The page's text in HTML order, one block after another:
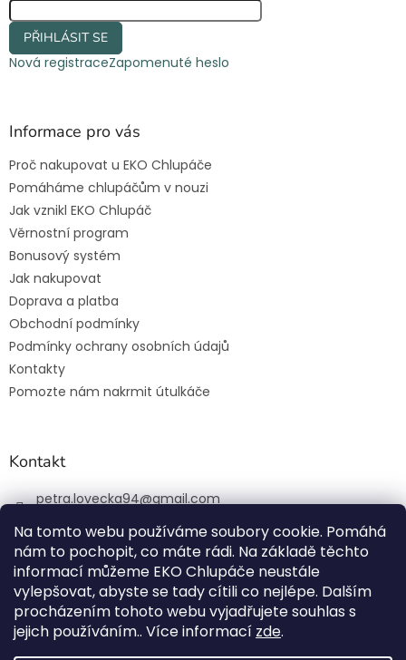
Na tomto webu používáme soubory cookie. Pomáhá
nám to pochopit, co máte rádi. Na základě těchto
informací můžeme EKO Chlupáče neustále
vylepšovat, abyste se tady cítili co nejlépe. Dalším
procházením tohoto webu vyjadřujete souhlas s
jejich používáním.. Více informací zde.
PŘIHLÁSIT SE
Nová registraceZapomenuté heslo
Informace pro vás
Proč nakupovat u EKO Chlupáče
Pomáháme chlupáčům v nouzi
Jak vznikl EKO Chlupáč
Věrnostní program
Bonusový systém
Jak nakupovat
Doprava a platba
Obchodní podmínky
Podmínky ochrany osobních údajů
Kontakty
Pomozte nám nakrmit útulkáče
Kontakt
petra.lovecka94@gmail.com
+420 774 131 648
ekochlupac.cz
Vytvořil Shoptet